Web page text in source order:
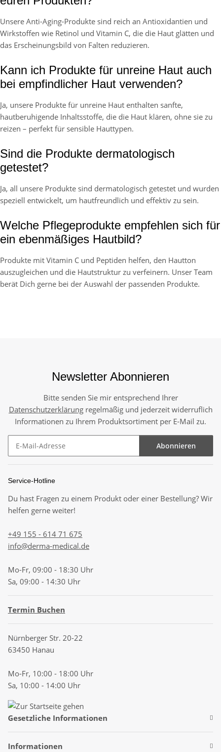
Unsere Anti-Aging-Produkte sind reich an Antioxidantien und
Wirkstoffen wie Retinol und Vitamin C, die die Haut glätten und
das Erscheinungsbild von Falten reduzieren.
Kann ich Produkte für unreine Haut auch
bei empfindlicher Haut verwenden?
Ja, unsere Produkte für unreine Haut enthalten sanfte,
hautberuhigende Inhaltsstoffe, die die Haut klären, ohne sie zu
reizen – perfekt für sensible Hauttypen.
Sind die Produkte dermatologisch
getestet?
Ja, all unsere Produkte sind dermatologisch getestet und wurden
speziell entwickelt, um hautfreundlich und effektiv zu sein.
Welche Pflegeprodukte empfehlen sich für
ein ebenmäßiges Hautbild?
Produkte mit Vitamin C und Peptiden helfen, den Hautton
auszugleichen und die Hautstruktur zu verfeinern. Unser Team
berät Dich gerne bei der Auswahl der passenden Produkte.
Newsletter Abonnieren
Bitte senden Sie mir entsprechend Ihrer
Datenschutzerklärungregelmäßig und jederzeit widerruflich
Informationen zu Ihrem Produktsortiment per E-Mail zu.
Abonnieren
Service-Hotline
Du hast Fragen zu einem Produkt oder einer Bestellung? Wir
helfen gerne weiter!
+49 155 - 614 71 675
info@derma-medical.de
Mo-Fr, 09:00 - 18:30 Uhr
Sa, 09:00 - 14:30 Uhr
Termin Buchen
Nürnberger Str. 20-22
63450 Hanau
Mo-Fr, 10:00 - 18:00 Uhr
Sa, 10:00 - 14:00 Uhr
Gesetzliche Informationen
Informationen